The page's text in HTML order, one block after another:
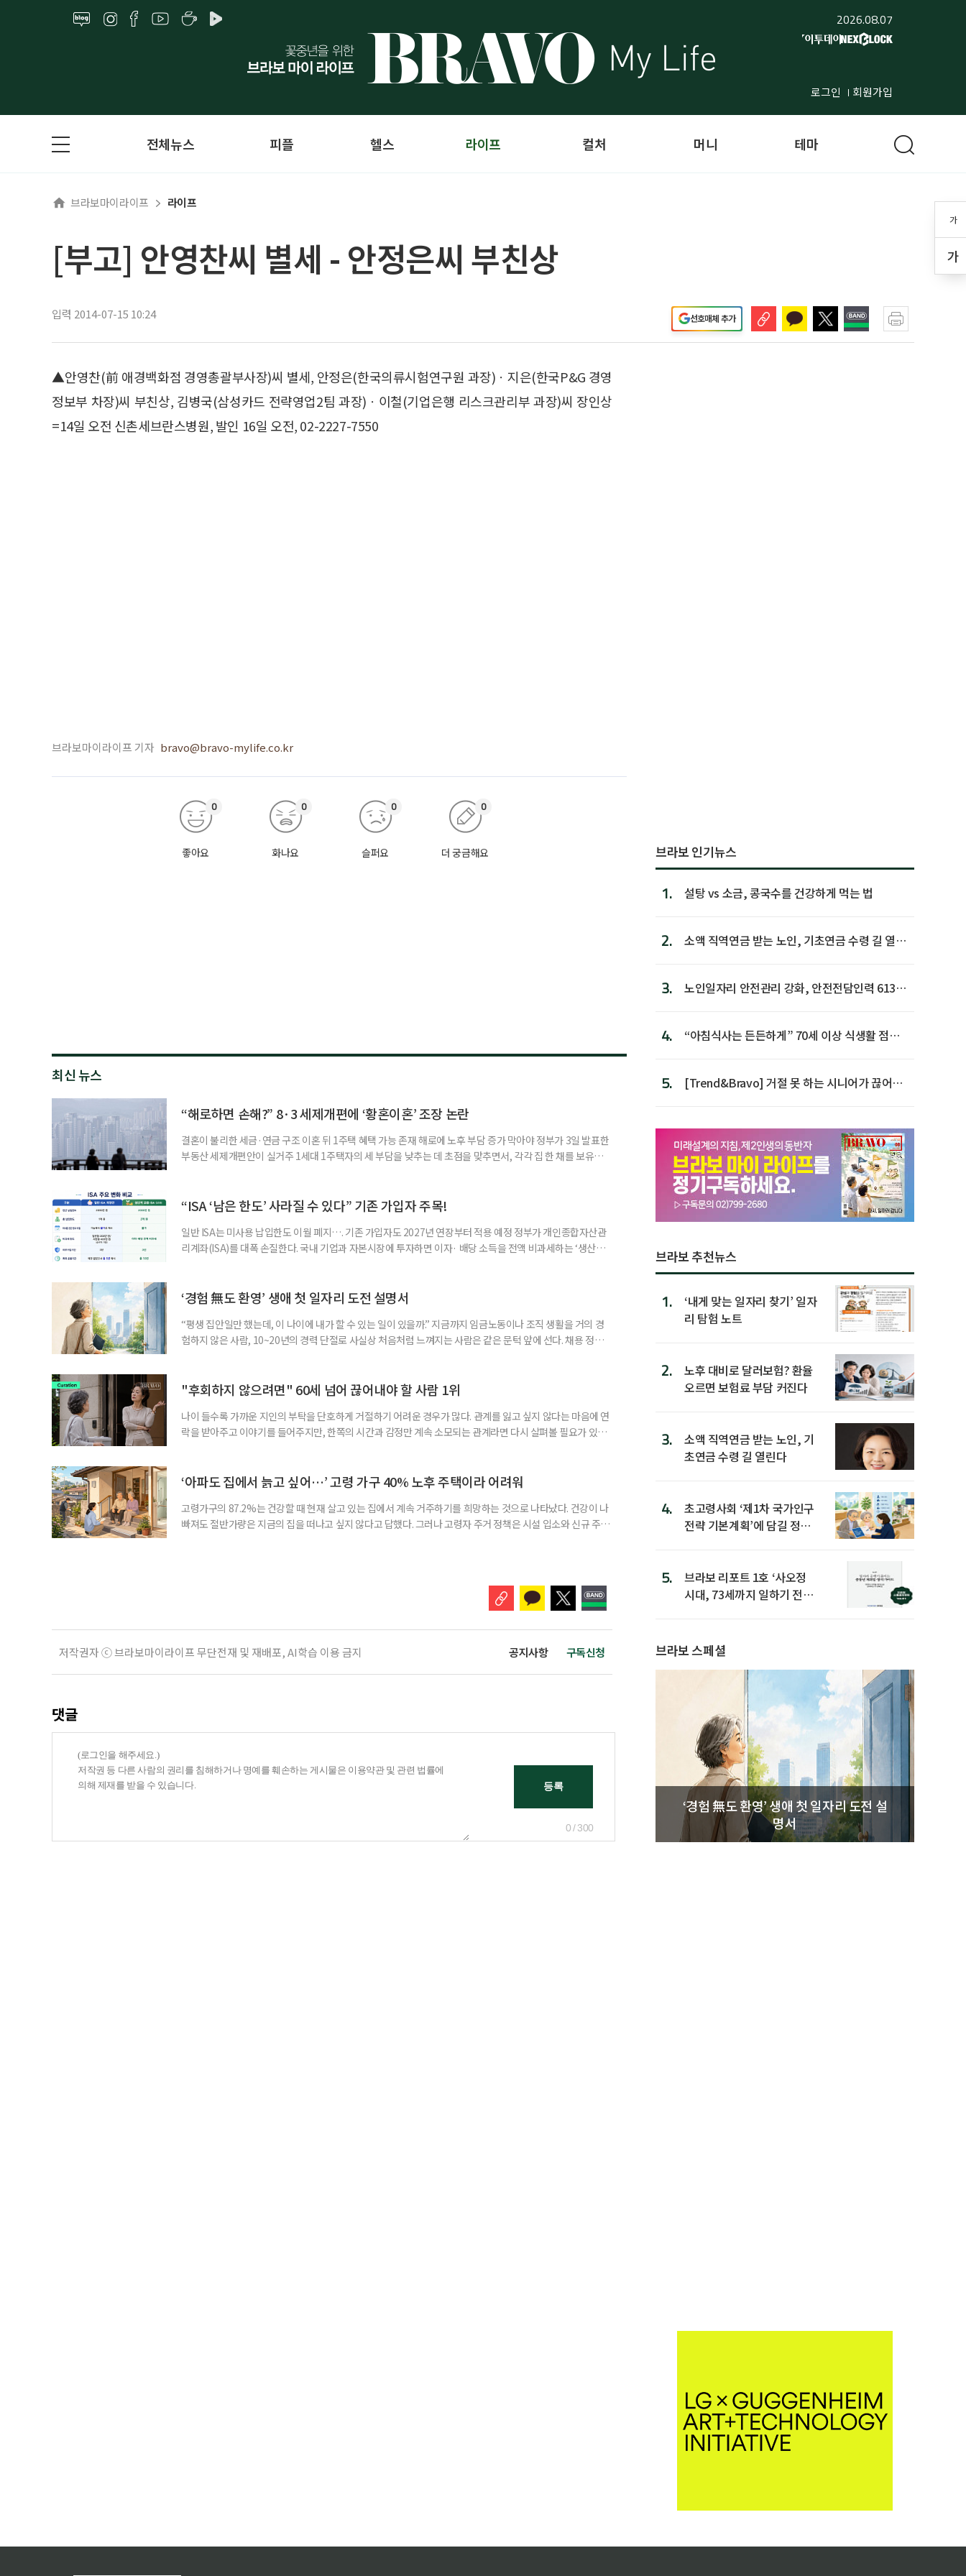
2026.08.07
로그인 회원가입
가
가
전체뉴스 피플 헬스 라이프 컬처 머니 테마
브라보마이라이프 라이프
[부고] 안영찬씨 별세 - 안정은씨 부친상
입력 2014-07-15 10:24 선호매체 추가
▲안영찬(前 애경백화점 경영총괄부사장)씨 별세, 안정은(한국의류시험연구원 과장)ㆍ지은(한국P&G 경영
정보부 차장)씨 부친상, 김병국(삼성카드 전략영업2팀 과장)ㆍ이철(기업은행 리스크관리부 과장)씨 장인상
=14일 오전 신촌세브란스병원, 발인 16일 오전, 02-2227-7550
브라보마이라이프 기자 bravo@bravo-mylife.co.kr
좋아요
0
화나요
0
슬퍼요
0
더 궁금해요
0
최신 뉴스
“해로하면 손해?” 8·3 세제개편에 ‘황혼이혼’ 조장 논란
결혼이 불리한 세금·연금 구조 이혼 뒤 1주택 혜택 가능 존재 해로에 노후 부담 증가 막아야 정부가 3일 발표한
부동산 세제개편안이 실거주 1세대 1주택자의 세 부담을 낮추는 데 초점을 맞추면서, 각각 집 한 채를 보유한
부가 각자 집 한 채씩을 보유하면 한 세대가 두 채를 가진 것으로 보지만, 실제 이혼해 주거와 생계를 분
“ISA ‘남은 한도’ 사라질 수 있다” 기존 가입자 주목!
일반 ISA는 미사용 납입한도 이월 폐지…. 기존 가입자도 2027년 연장부터 적용 예정 정부가 개인종합자산관
리계좌(ISA)를 대폭 손질한다. 국내 기업과 자본시장에 투자하면 이자· 배당 소득을 전액 비과세하는 ‘생산적
기 때문이다. 지난 3일 발표된 세제개편안이 국회 통과 후 그대로 시행된다면 법 시행 전 본
‘경험 無도 환영’ 생애 첫 일자리 도전 설명서
“평생 집안일만 했는데, 이 나이에 내가 할 수 있는 일이 있을까.” 지금까지 임금노동이나 조직 생활을 거의 경
험하지 않은 사람, 10~20년의 경력 단절로 사실상 처음처럼 느껴지는 사람은 같은 문턱 앞에 선다. 채용 정보를
경험이 풍부한 고령자는 중요한 국가 자원이다. 박경하 한국노인인력개발원 선임연구위
"후회하지 않으려면" 60세 넘어 끊어내야 할 사람 1위
나이 들수록 가까운 지인의 부탁을 단호하게 거절하기 어려운 경우가 많다. 관계를 잃고 싶지 않다는 마음에 연
락을 받아주고 이야기를 들어주지만, 한쪽의 시간과 감정만 계속 소모되는 관계라면 다시 살펴볼 필요가 있다.
게 여기며, 거절하는 순간 태도를 바꾸는 행동도 건강한 관계와는 거리가 멀다. 믿고 털어놓은 개인사나 약점을
‘아파도 집에서 늙고 싶어…’ 고령 가구 40% 노후 주택이라 어려워
고령가구의 87.2%는 건강할 때 현재 살고 있는 집에서 계속 거주하기를 희망하는 것으로 나타났다. 건강이 나
빠져도 절반가량은 지금의 집을 떠나고 싶지 않다고 답했다. 그러나 고령자 주거 정책은 시설 입소와 신규 주택
저작권자 ⓒ 브라보마이라이프 무단전재 및 재배포, AI학습 이용 금지 공지사항 구독신청
댓글
0 / 300
브라보 인기뉴스
1. 설탕 vs 소금, 콩국수를 건강하게 먹는 법
2.
소액 직역연금 받는 노인, 기초연금 수령 길 열린
3.
노인일자리 안전관리 강화, 안전전담인력 613명
4.
“아침식사는 든든하게” 70세 이상 식생활 점수
5.
[Trend&Bravo] 거절 못 하는 시니어가 끊어야
브라보 추천뉴스
1.
‘내게 맞는 일자리 찾기’ 일자
리 탐험 노트
2.
노후 대비로 달러보험? 환율
오르면 보험료 부담 커진다
3.
소액 직역연금 받는 노인, 기
초연금 수령 길 열린다
4.
초고령사회 ‘제1차 국가인구
전략 기본계획’에 담길 정책
5.
브라보 리포트 1호 ‘사오정
시대, 73세까지 일하기 전략’
브라보 스페셜
‘경험 無도 환영’ 생애 첫 일자리 도전 설
명서